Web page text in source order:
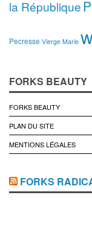
la République
Pecresse Vierge Marie
FORKS BEAUTY
FORKS BEAUTY
PLAN DU SITE
MENTIONS LÉGALES
FORKS